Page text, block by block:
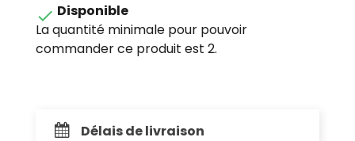
 Disponible
La quantité minimale pour pouvoir
commander ce produit est 2.
Délais de livraison